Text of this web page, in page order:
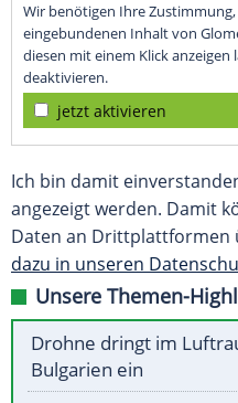
Wir benötigen Ihre
eingebundenen Inhalt von
diesen mit einem Klick anzeigen
deaktivieren.
jetzt aktivieren
Ich bin damit
angezeigt werden. Damit
Daten an Drittplattformen
dazu in unseren
Unsere Themen-
Drohne dringt im
Bulgarien ein